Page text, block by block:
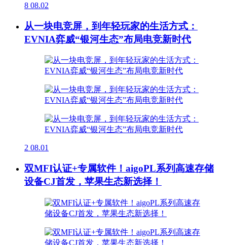
8 08.02
从一块电竞屏，到年轻玩家的生活方式：
EVNIA弈威“银河生态”布局电竞新时代
2 08.01
双MFI认证+专属软件！aigoPL系列高速存储
设备CJ首发，苹果生态新选择！